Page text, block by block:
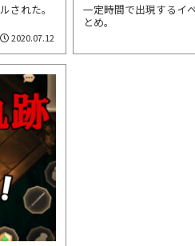
された。
2020.07.12
一定時間で出現するイ
とめ。